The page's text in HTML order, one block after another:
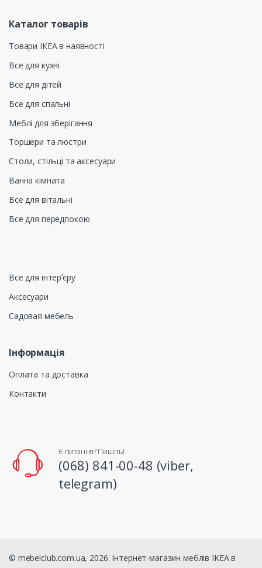
Каталог товарів
Товари ІКЕА в наявності
Все для кухні
Все для дітей
Все для спальні
Меблі для зберігання
Торшери та люстри
Столи, стільці та аксесуари
Ванна кімната
Все для вітальні
Все для передпокою
Все для інтерʼєру
Аксесуари
Садовая мебель
Інформація
Оплата та доставка
Контакти
Є питання? Пишіть!
(068) 841-00-48 (viber,
telegram)
© mebelclub.com.ua, 2026. Інтернет-магазин меблів IKEA в